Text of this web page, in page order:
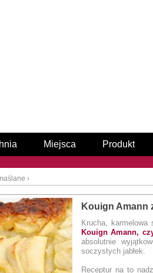
Miejsca Produkt
›
Kouign Amann
Krucha, karmelowa
Kouign Amann,
absolutnie
soczystych jabłek.
Receptur na to